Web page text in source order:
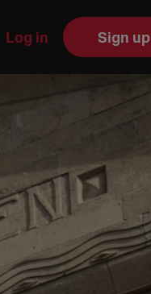
Log in Sign up